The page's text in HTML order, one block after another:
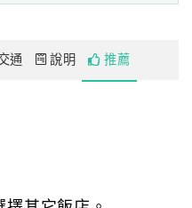
通 說明 推薦